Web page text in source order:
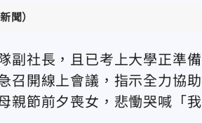
聞）
副社長，且已考上大學正準備
召開線上會議，指示全力協助
親節前夕喪女，悲慟哭喊「我